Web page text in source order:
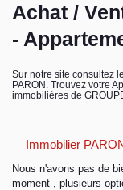
Vendre
Immobilier
Syndic
Achat /
-
Sur notre site consultez
PARON. Trouvez votre
immobilières de
Immobilier
Nous n'avons pas de
moment , plusieurs